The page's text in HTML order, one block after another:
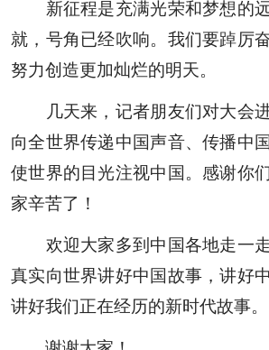
新征程是充满光荣和梦想的远
就，号角已经吹响。我们要踔厉
努力创造更加灿烂的明天。
几天来，记者朋友们对大会进
向全世界传递中国声音、传播中
使世界的目光注视中国。感谢你
家辛苦了！
欢迎大家多到中国各地走一
真实向世界讲好中国故事，讲好
讲好我们正在经历的新时代故事。